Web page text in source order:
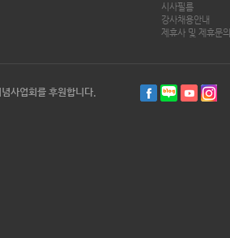
시사필름
강사채용안내
제휴사 및 제휴문의
사업회를 후원합니다.